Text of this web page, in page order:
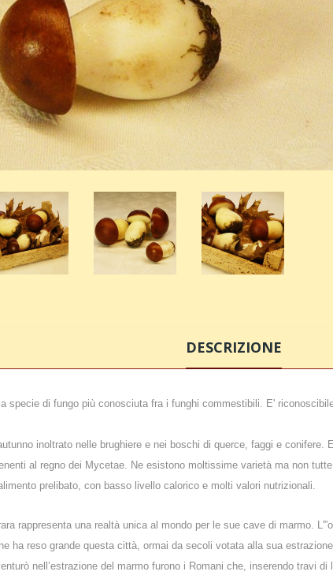
DESCRIZIONE
specie di fungo più conosciuta fra i funghi commestibili. E'
inoltrato nelle brughiere e nei boschi di querce, faggi e conifere.
al regno dei Mycetae. Ne esistono moltissime varietà ma non
prelibato, con basso livello calorico e molti valori nutrizionali.
rappresenta una realtà unica al mondo per le sue cave di marmo.
ha reso grande questa città, ormai da secoli votata alla sua
nell’estrazione del marmo furono i Romani che, inserendo travi